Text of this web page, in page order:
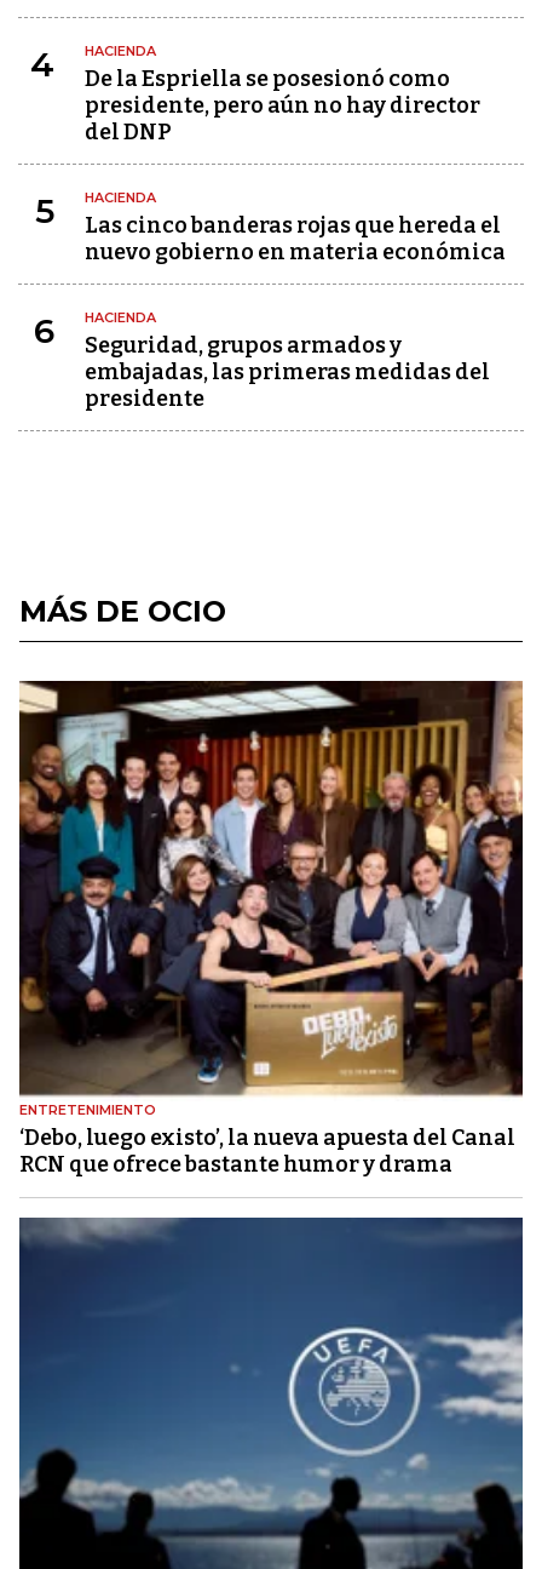
4 HACIENDA
De la Espriella se posesionó como
presidente, pero aún no hay director
del DNP
5 HACIENDA
Las cinco banderas rojas que hereda el
nuevo gobierno en materia económica
6 HACIENDA
Seguridad, grupos armados y
embajadas, las primeras medidas del
presidente
MÁS DE OCIO
ENTRETENIMIENTO
‘Debo, luego existo’, la nueva apuesta del Canal
RCN que ofrece bastante humor y drama